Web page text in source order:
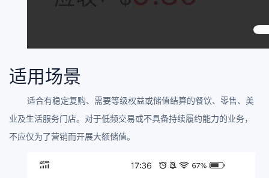
适用场景
适合有稳定复购、需要等级权益或储值结算的餐饮、零售、美
业及生活服务门店。对于低频交易或不具备持续履约能力的业务，
不应仅为了营销而开展大额储值。